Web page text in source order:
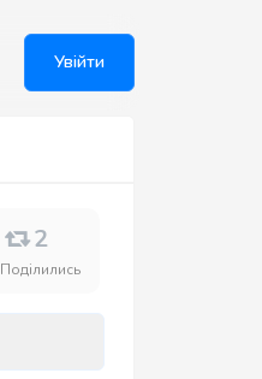
Увійти
2
Поділились